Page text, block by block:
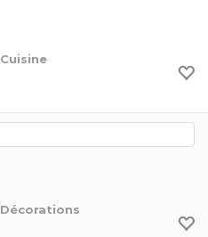
Cuisine
Décorations